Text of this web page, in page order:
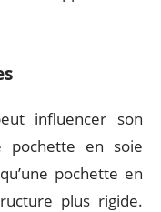
influencer son
pochette en soie
pochette en
plus rigide.